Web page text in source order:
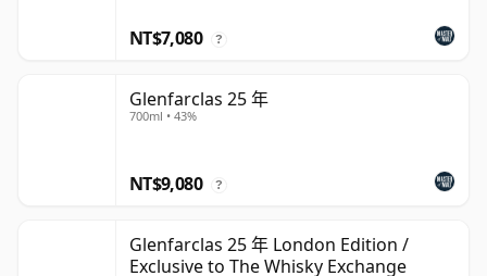
NT$7,080 ?
Glenfarclas 25 年
700ml • 43%
NT$9,080 ?
Glenfarclas 25 年 London Edition /
Exclusive to The Whisky Exchange